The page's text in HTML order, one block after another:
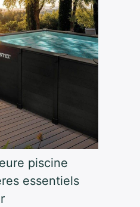
piscine
essentiels